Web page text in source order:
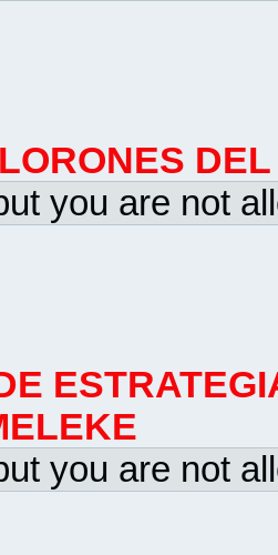
you are not
you are not